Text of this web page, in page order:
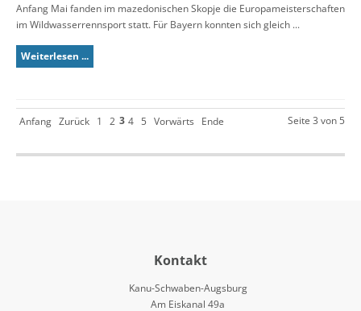
Anfang Mai fanden im mazedonischen Skopje die Europameisterschaften
im Wildwasserrennsport statt. Für Bayern konnten sich gleich ...
Weiterlesen ...
Seite 3 von 5
Anfang Zurück 1 2 3 4 5 Vorwärts Ende
Kontakt
Kanu-Schwaben-Augsburg
Am Eiskanal 49a